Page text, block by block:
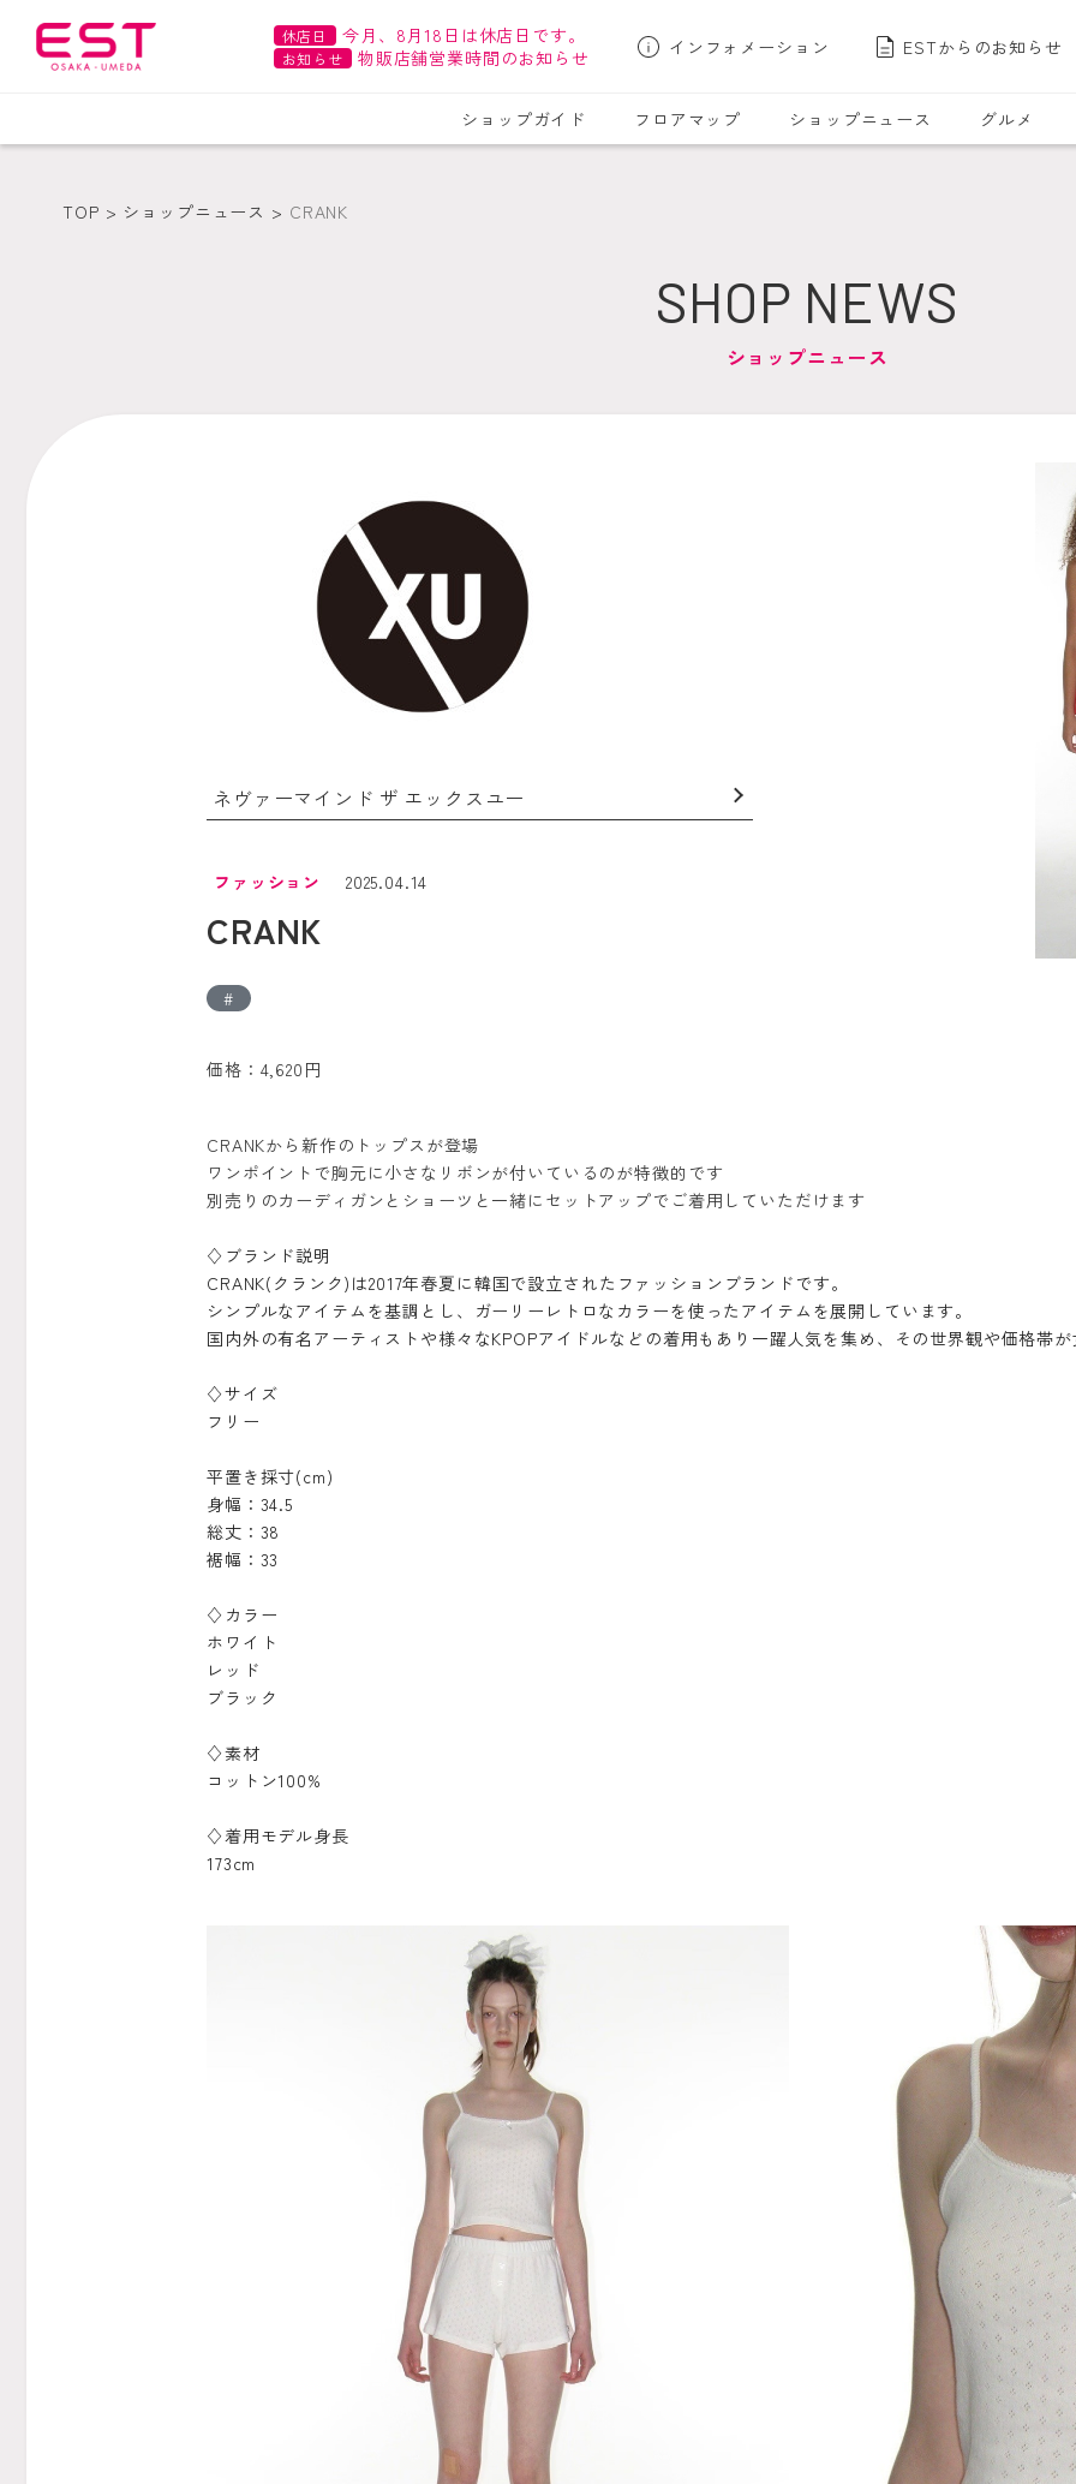
休店日 今月、8月18日は休店日です。
お知らせ 物販店舗営業時間のお知らせ インフォメーション ESTからのお知らせ
ショップガイド フロアマップ ショップニュース グルメ
TOP ショップニュース CRANK
SHOP NEWS
ショップニュース
ネヴァーマインド ザ エックスユー
ファッション 2025.04.14
CRANK
価格：4,620円
CRANKから新作のトップスが登場
ワンポイントで胸元に小さなリボンが付いているのが特徴的です
別売りのカーディガンとショーツと一緒にセットアップでご着用していただけます
♢ブランド説明
CRANK(クランク)は2017年春夏に韓国で設立されたファッションブランドです。
シンプルなアイテムを基調とし、ガーリーレトロなカラーを使ったアイテムを展開しています。
国内外の有名アーティストや様々なKPOPアイドルなどの着用もあり一躍人気を集め、その世界観や価格帯が
♢サイズ
フリー
平置き採寸(cm)
身幅：34.5
総丈：38
裾幅：33
♢カラー
ホワイト
レッド
ブラック
♢素材
コットン100%
♢着用モデル身長
173cm